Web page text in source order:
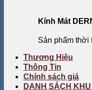
Kính Mát
Sản phẩm thời
Thương Hiệu
Thông Tin
Chính sách giá
DANH SÁCH